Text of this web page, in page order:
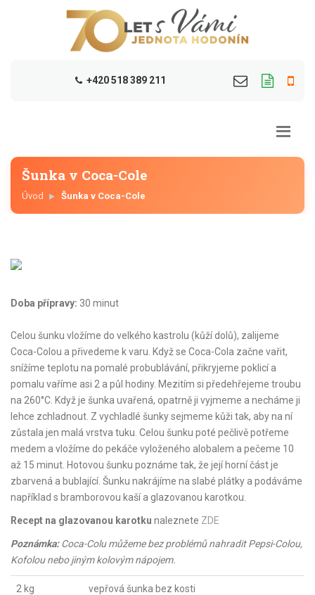
+420 518 389 211
Šunka v Coca-Cole
Úvod Šunka v Coca-Cole
Doba přípravy: 30 minut
Celou šunku vložíme do velkého kastrolu (kůží dolů), zalijeme
Coca-Colou a přivedeme k varu. Když se Coca-Cola začne vařit,
snížíme teplotu na pomalé probublávání, přikryjeme poklicí a
pomalu vaříme asi 2 a půl hodiny. Mezitím si předehřejeme troubu
na 260°C. Když je šunka uvařená, opatrně ji vyjmeme a necháme ji
lehce zchladnout. Z vychladlé šunky sejmeme kůži tak, aby na ní
zůstala jen malá vrstva tuku. Celou šunku poté pečlivě potřeme
medem a vložíme do pekáče vyloženého alobalem a pečeme 10
až 15 minut. Hotovou šunku poznáme tak, že její horní část je
zbarvená a bublající. Šunku nakrájíme na slabé plátky a podáváme
například s bramborovou kaší a glazovanou karotkou.
Recept na glazovanou karotku naleznete ZDE
Poznámka:Coca-Colu můžeme bez problémů nahradit Pepsi-Colou,
Kofolou nebo jiným kolovým nápojem.
2 kg vepřová šunka bez kosti